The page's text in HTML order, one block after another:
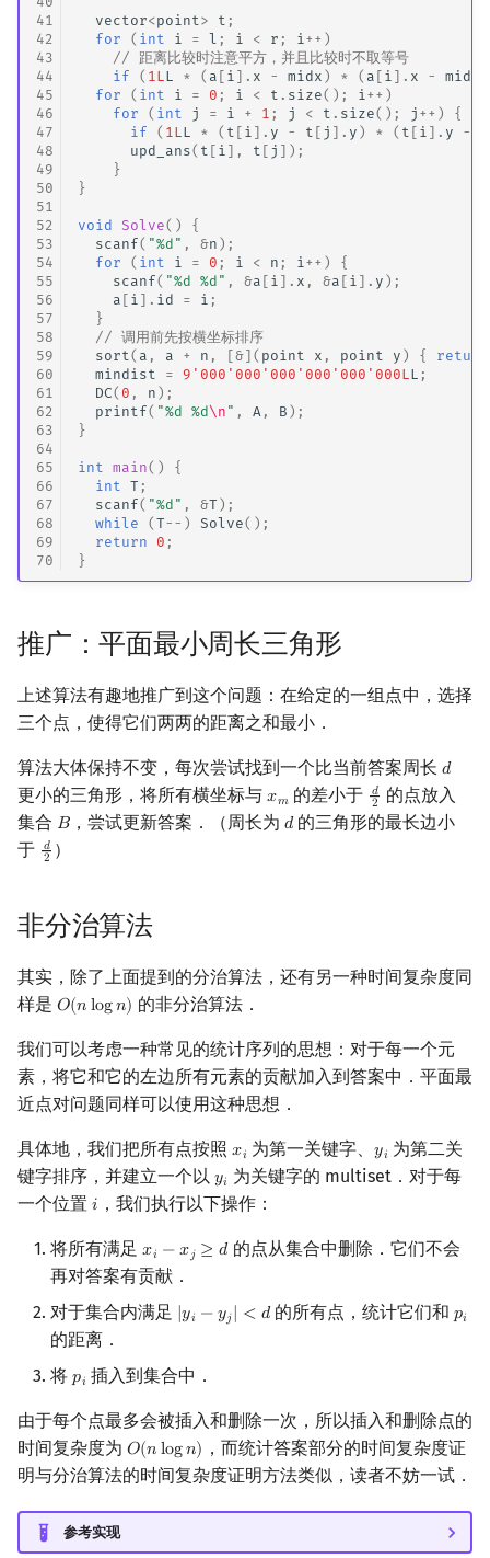
41
42
43
44
45
46
47
48
49
50
51
52
53
54
55
56
57
58
59
60
61
62
63
64
65
66
67
68
69
70
vector<point > t ;
for
( int i = l ; i < r ; i ++ )
// 距离比较时注意平方，并且比较时不取等号
if
( 1L L * ( a [ i ]. x - midx ) * ( a [ i ]. x - midx
for
( int i = 0 ; i < t . size(); i ++ )
for
( int j = i + 1 ; j < t . size(); j ++ )
{
if
( 1L L * ( t [ i ]. y - t [ j ]. y ) * ( t [ i ]. y -
upd_ans( t [ i ], t [ j ]);
}
}
void Solve()
{
scanf( "%d" , &n );
for
( int i = 0 ; i < n ; i ++ )
{
scanf( "%d %d" , &a [ i ]. x , &a [ i ]. y );
a [ i ]. id = i ;
}
// 调用前先按横坐标排序
sort ( a , a + n , [&]( point x , point y ) {
return
mindist
= 9'000'000'000'000'000'000L L ;
DC( 0 , n );
printf( "%d %d\n " , A , B );
}
int main()
{
int
T ;
scanf( "%d" , &T );
while
(T-- ) Solve();
return
0 ;
}
推广：平面最小周长三角形
上述算法有趣地推广到这个问题：在给定的一组点中，选择
三个点，使得它们两两的距离之和最小．
算法大体保持不变，每次尝试找到一个比当前答案周长 𝑑
d
更小的三角形，将所有横坐标与 𝑥𝑚
xm 的差小于 𝑑
2
d2的点放入
集合 𝐵
B ，尝试更新答案．（周长为𝑑
d的三角形的最长边小
于 𝑑
2
d2）
非分治算法
其实，除了上面提到的分治算法，还有另一种时间复杂度同
样是 𝑂(𝑛log𝑛)
O(nlogn) 的非分治算法．
我们可以考虑一种常见的统计序列的思想：对于每一个元
素，将它和它的左边所有元素的贡献加入到答案中．平面最
近点对问题同样可以使用这种思想．
具体地，我们把所有点按照 𝑥𝑖
xi 为第一关键字、𝑦𝑖
yi 为第二关
键字排序，并建立一个以 𝑦𝑖
yi 为关键字的 multiset．对于每
一个位置 𝑖
i ，我们执行以下操作：
将所有满足 𝑥𝑖 −𝑥𝑗 ≥ 𝑑
xi−xj ≥d
的点从集合中删除．它们不会
再对答案有贡献．
对于集合内满足 |𝑦𝑖 −𝑦𝑗| < 𝑑
|yi −y j|< d 的所有点，统计它们和 𝑝𝑖
pi
的距离．
将 𝑝𝑖
pi 插入到集合中．
由于每个点最多会被插入和删除一次，所以插入和删除点的
时间复杂度为 𝑂(𝑛log𝑛)
O(nlogn)
，而统计答案部分的时间复杂度证
明与分治算法的时间复杂度证明方法类似，读者不妨一试．
参考实现